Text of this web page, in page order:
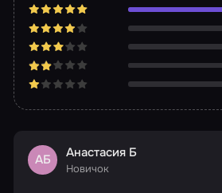
АБ Анастасия Б
Новичок